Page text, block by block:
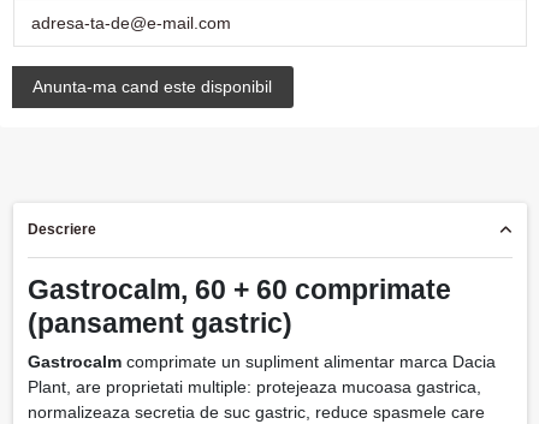
Descriere
Gastrocalm, 60 + 60 comprimate
(pansament gastric)
Gastrocalmcomprimate un supliment alimentar marca Dacia
Plant, are proprietati multiple: protejeaza mucoasa gastrica,
normalizeaza secretia de suc gastric, reduce spasmele care